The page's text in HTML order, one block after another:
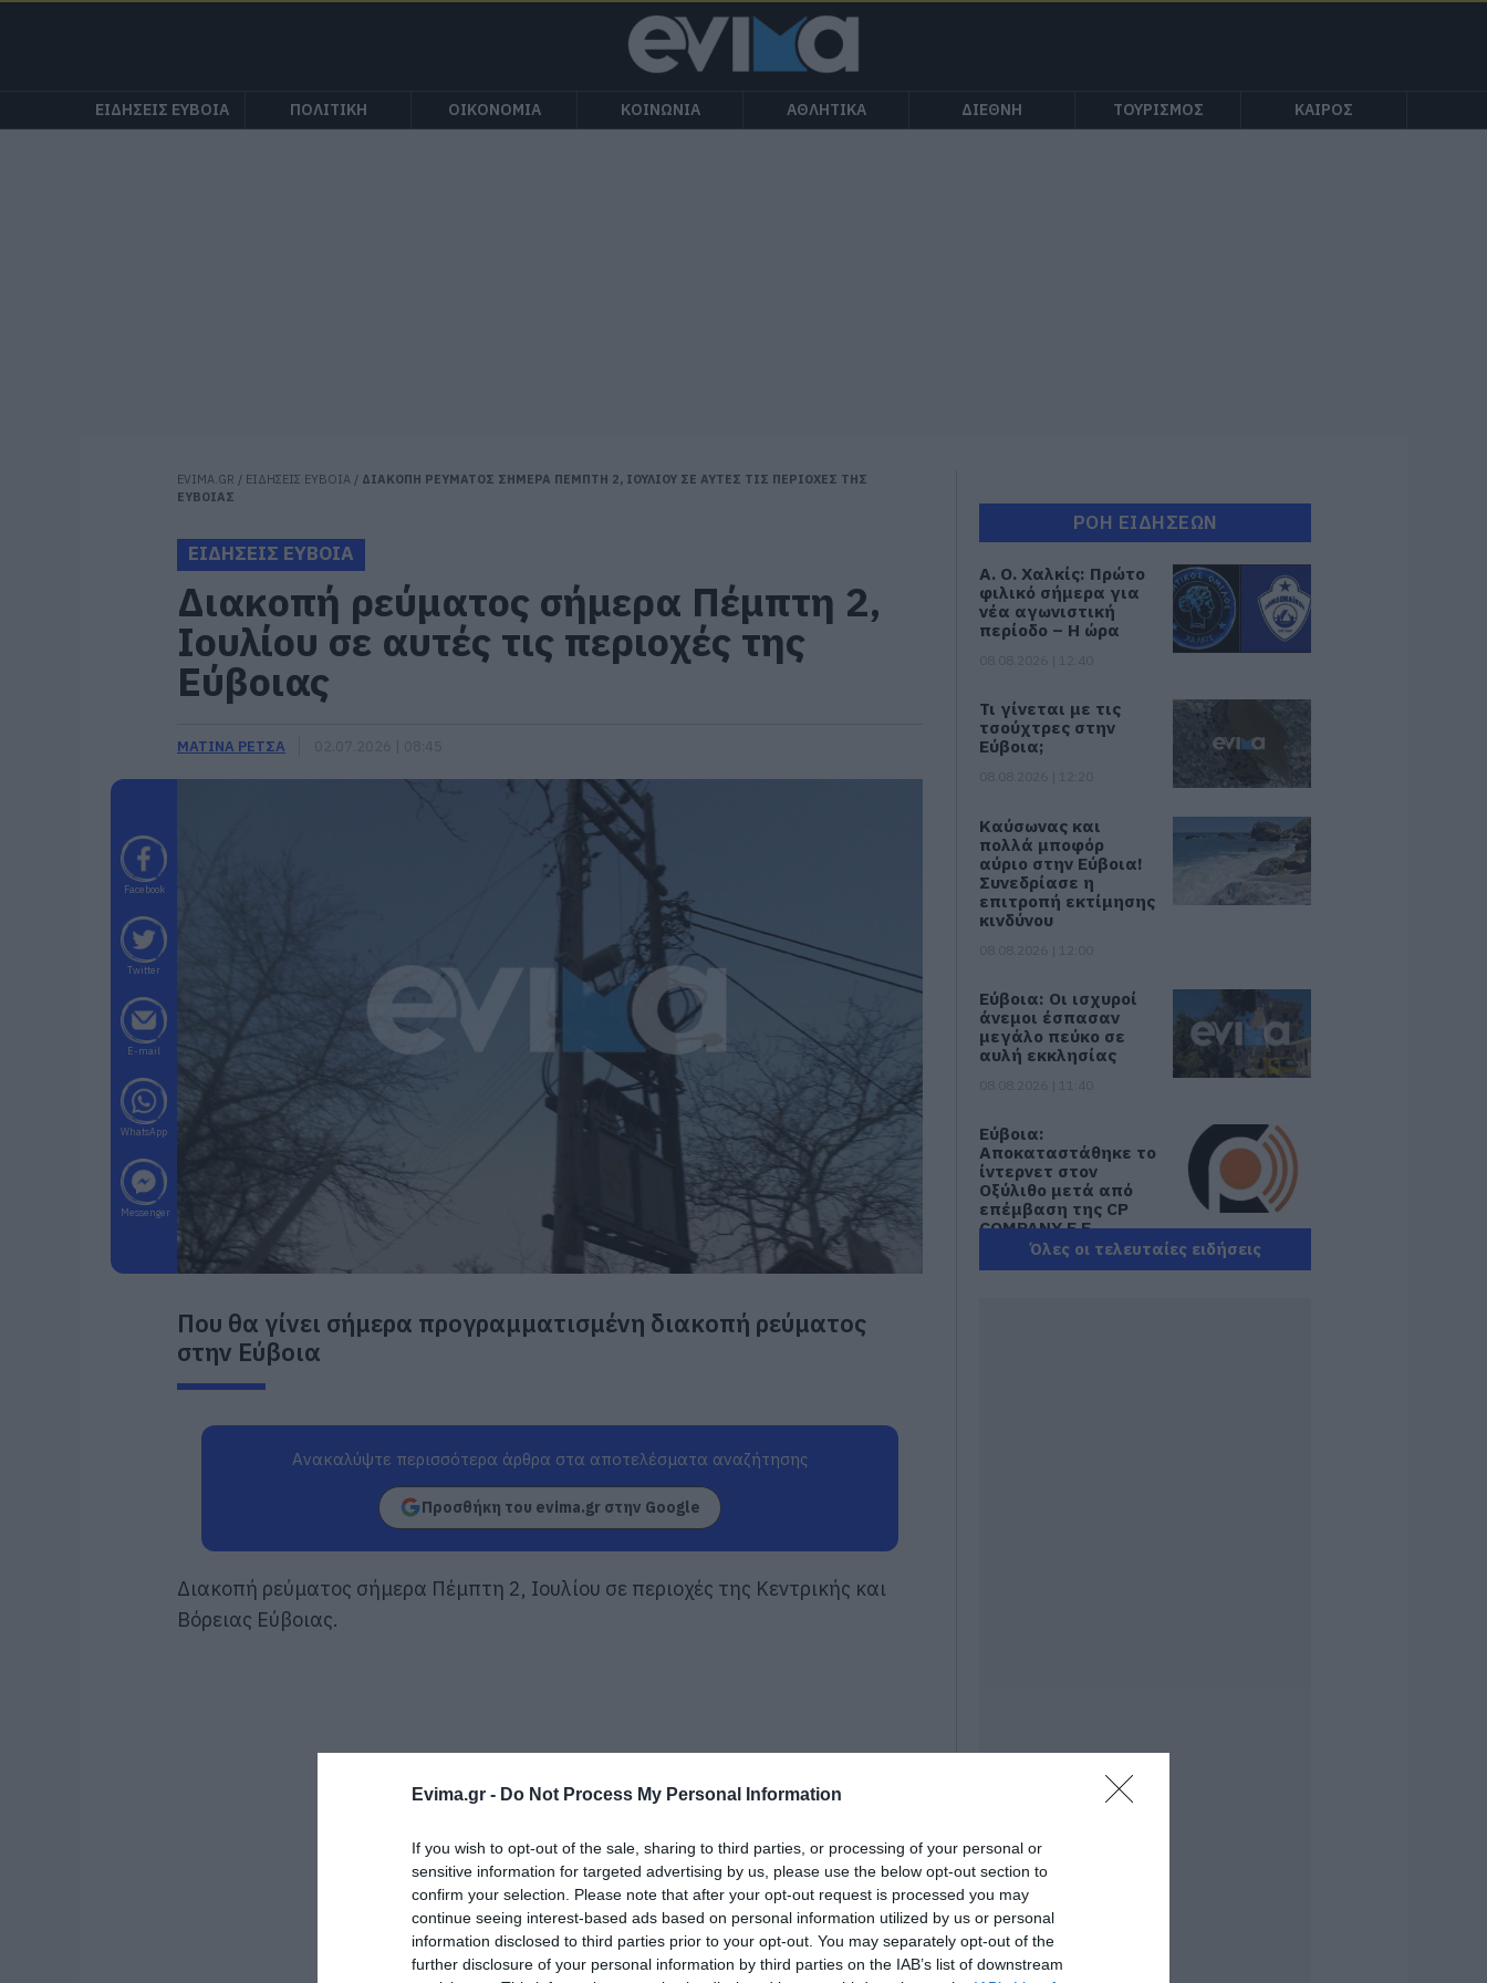
Evima.gr - Do Not Process My Personal Information
If you wish to opt-out of the sale, sharing to third parties, or processing of your personal or
sensitive information for targeted advertising by us, please use the below opt-out section to
confirm your selection. Please note that after your opt-out request is processed you may
continue seeing interest-based ads based on personal information utilized by us or personal
information disclosed to third parties prior to your opt-out. You may separately opt-out of the
further disclosure of your personal information by third parties on the IAB’s list of downstream
ΕΙΔΗΣΕΙΣ ΕΥΒΟΙΑ ΠΟΛΙΤΙΚΗ ΟΙΚΟΝΟΜΙΑ ΚΟΙΝΩΝΙΑ ΑΘΛΗΤΙΚΑ ΔΙΕΘΝΗ ΤΟΥΡΙΣΜΟΣ ΚΑΙΡΟΣ
EVIMA.GR / ΕΙΔΗΣΕΙΣ ΕΥΒΟΙΑ / ΔΙΑΚΟΠΗ ΡΕΥΜΑΤΟΣ ΣΗΜΕΡΑ ΠΕΜΠΤΗ 2, ΙΟΥΛΙΟΥ ΣΕ ΑΥΤΕΣ ΤΙΣ ΠΕΡΙΟΧΕΣ ΤΗΣ
ΕΥΒΟΙΑΣ
ΕΙΔΗΣΕΙΣ ΕΥΒΟΙΑ
Διακοπή ρεύματος σήμερα Πέμπτη 2,
Ιουλίου σε αυτές τις περιοχές της
Εύβοιας
ΜΑΤΙΝΑ ΡΕΤΣΑ
Facebook
Twitter
E-mail
WhatsApp
Messenger
Που θα γίνει σήμερα προγραμματισμένη διακοπή ρεύματος
στην Εύβοια
Ανακαλύψτε περισσότερα άρθρα στα αποτελέσματα αναζήτησης
Προσθήκη του evima.gr στην Google
Διακοπή ρεύματος σήμερα Πέμπτη 2, Ιουλίου σε περιοχές της Κεντρικής και
Βόρειας Εύβοιας.
ΡΟΗ ΕΙΔΗΣΕΩΝ
Α. Ο. Χαλκίς: Πρώτο
φιλικό σήμερα για
νέα αγωνιστική
περίοδο – Η ώρα
Τι γίνεται με τις
τσούχτρες στην
Εύβοια;
Καύσωνας και
πολλά μποφόρ
αύριο στην Εύβοια!
Συνεδρίασε η
επιτροπή εκτίμησης
κινδύνου
Εύβοια: Οι ισχυροί
άνεμοι έσπασαν
μεγάλο πεύκο σε
αυλή εκκλησίας
Εύβοια:
Αποκαταστάθηκε το
ίντερνετ στον
Οξύλιθο μετά από
επέμβαση της CP
COMPANY Ε.Ε.
08.08.2026 | 11:20
Εύβοια: Διακοπή
ρεύματος αύριο
Πίνακας
08.08.2026 | 09:40
Άρχισε τις διακοπές
ο Μητσοτάκης:
Φαγητό και κρασί
σε γνωστό στέκι
Όλες οι τελευταίες ειδήσεις